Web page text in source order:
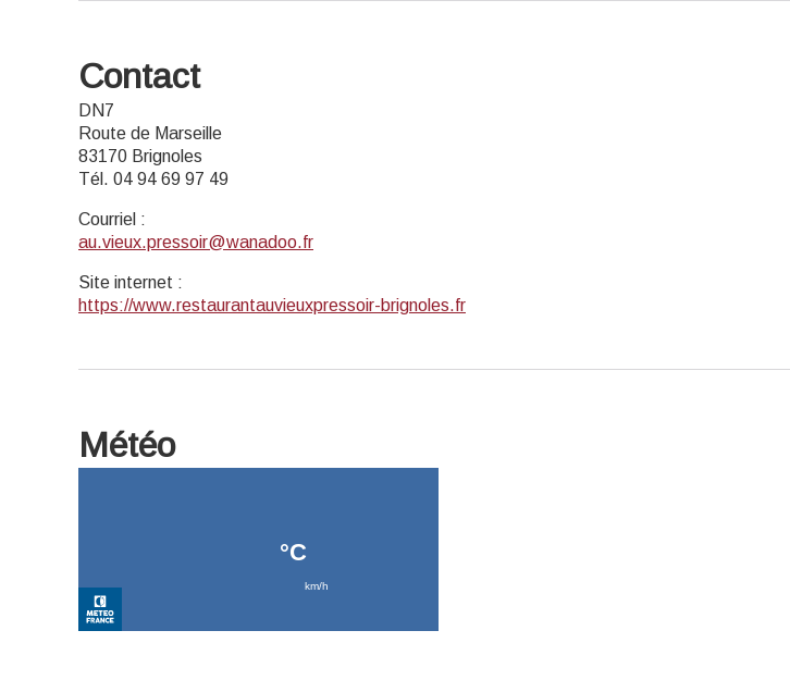
Contact
DN7
Route de Marseille
83170 Brignoles
Tél. 04 94 69 97 49
Courriel :
au.vieux.pressoir@wanadoo.fr
Site internet :
https://www.restaurantauvieuxpressoir-brignoles.fr
Météo